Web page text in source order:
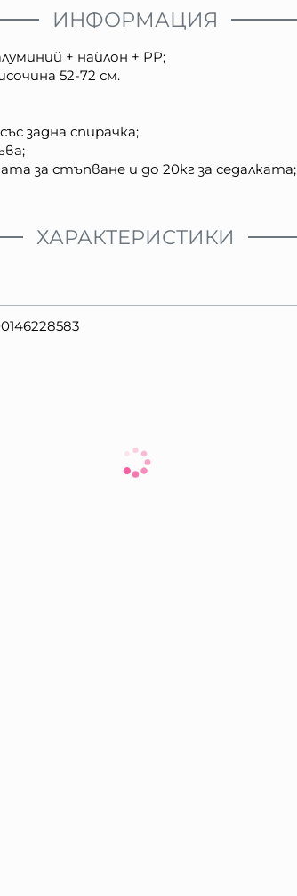
ИНФОРМАЦИЯ
+ найлон + PP;
52-72 см.
задна спирачка;
за стъпване и до 20кг за седалката;
ХАРАКТЕРИСТИКИ